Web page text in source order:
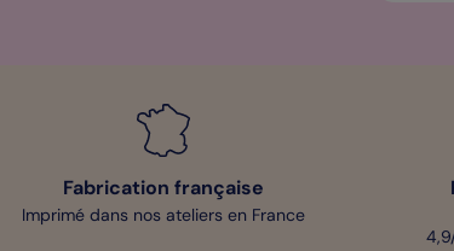
Fabrication française
Imprimé dans nos ateliers en France